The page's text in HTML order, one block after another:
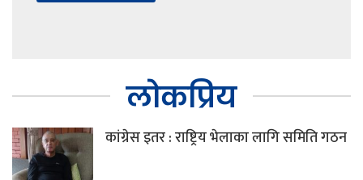
लोकप्रिय
कांग्रेस इतर : राष्ट्रिय भेलाका लागि समिति गठन